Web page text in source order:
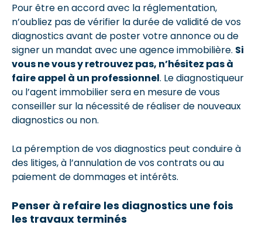
Pour être en accord avec la réglementation,
n’oubliez pas de vérifier la durée de validité de vos
diagnostics avant de poster votre annonce ou de
signer un mandat avec une agence immobilière. Si
vous ne vous y retrouvez pas, n’hésitez pas à
faire appel à un professionnel. Le diagnostiqueur
ou l’agent immobilier sera en mesure de vous
conseiller sur la nécessité de réaliser de nouveaux
diagnostics ou non.
La péremption de vos diagnostics peut conduire à
des litiges, à l’annulation de vos contrats ou au
paiement de dommages et intérêts.
Penser à refaire les diagnostics une fois
les travaux terminés